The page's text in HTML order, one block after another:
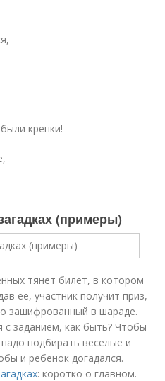
крепки!
(примеры)
тянет билет, в котором
ее, участник получит приз,
зашифрованный в шараде.
с заданием, как быть? Чтобы
подбирать веселые и
и ребенок догадался.
: коротко о главном.